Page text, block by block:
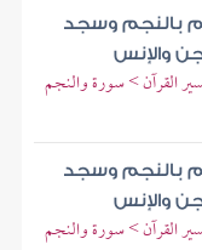
بالنجم وسجد
والإنس
القرآن > سورة والنجم
بالنجم وسجد
والإنس
القرآن > سورة والنجم